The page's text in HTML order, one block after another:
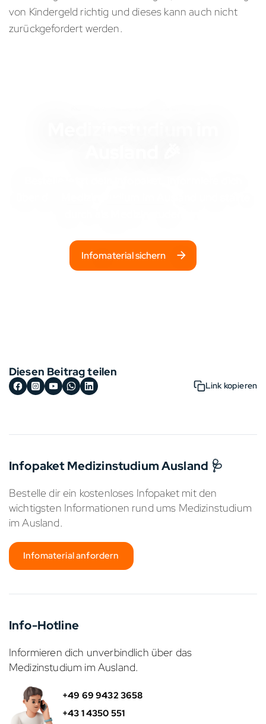
von Kindergeld richtig und dieses kann auch nicht
zurückgefordert werden.
Infomaterial sichern
Diesen Beitrag teilen
Link kopieren
Infopaket Medizinstudium Ausland 🩺
Bestelle dir ein kostenloses Infopaket mit den
wichtigsten Informationen rund ums Medizinstudium
im Ausland.
Infomaterial anfordern
Info-Hotline
Informieren dich unverbindlich über das
Medizinstudium im Ausland.
+49 69 9432 3658
+43 1 4350 551